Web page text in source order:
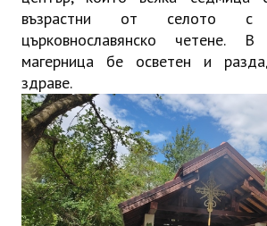
възрастни от селото
църковнославянско четене. В
магерница бе осветен и
здраве.